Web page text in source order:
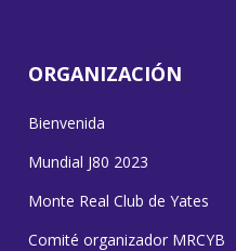
ORGANIZACIÓN
Bienvenida
Mundial J80 2023
Monte Real Club de Yates
Comité organizador MRCYB